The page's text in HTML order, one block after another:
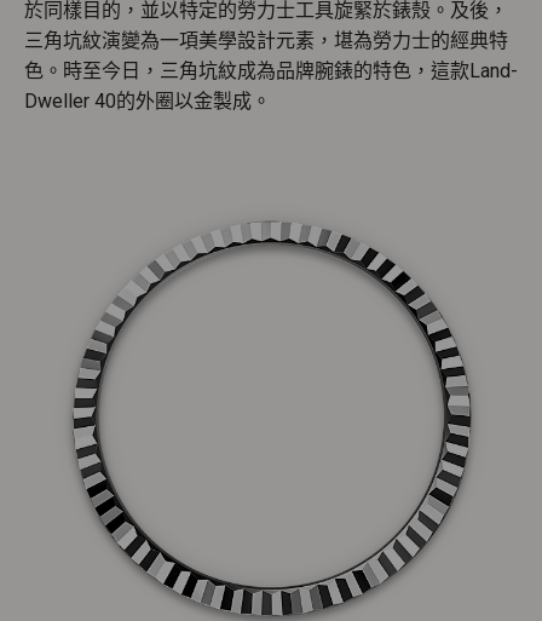
於同樣目的，並以特定的勞力士工具旋緊於錶殼。及後，
三角坑紋演變為一項美學設計元素，堪為勞力士的經典特
色。時至今日，三角坑紋成為品牌腕錶的特色，這款Land-
Dweller 40的外圈以金製成。